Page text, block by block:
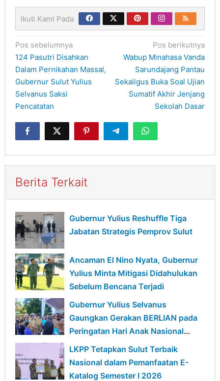
Ikuti Kami Pada
Navigasi
pos
Pos sebelumnya
124 Pasutri Disahkan
Dalam Pernikahan Massal,
Gubernur Sulut Yulius
Selvanus Saksi
Pencatatan
Pos berikutnya
Wabup Minahasa Vanda
Sarundajang Pantau
Sekaligus Buka Soal Ujian
Sumatif Akhir Jenjang
Sekolah Dasar
Berita Terkait
Gubernur Yulius Reshuffle Tiga
Jabatan Strategis Pemprov Sulut
Ancaman El Nino Nyata, Gubernur
Yulius Minta Mitigasi Didahulukan
Sebelum Bencana Terjadi
Gubernur Yulius Selvanus
Gaungkan Gerakan BERLIAN pada
Peringatan Hari Anak Nasional
2026 di Sulut
LKPP Tetapkan Sulut Terbaik
Nasional dalam Pemanfaatan E-
Katalog Semester I 2026